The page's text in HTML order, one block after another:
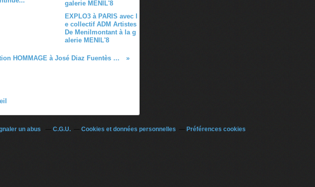
EXPLO3 à PARIS avec l
e collectif ADM Artistes
De Menilmontant à la g
alerie MENIL'8
Exposition HOMMAGE à José Diaz Fuentès du 21 juillet au 28 aout 2021
un abus C.G.U. Cookies et données personnelles Préférences cookies